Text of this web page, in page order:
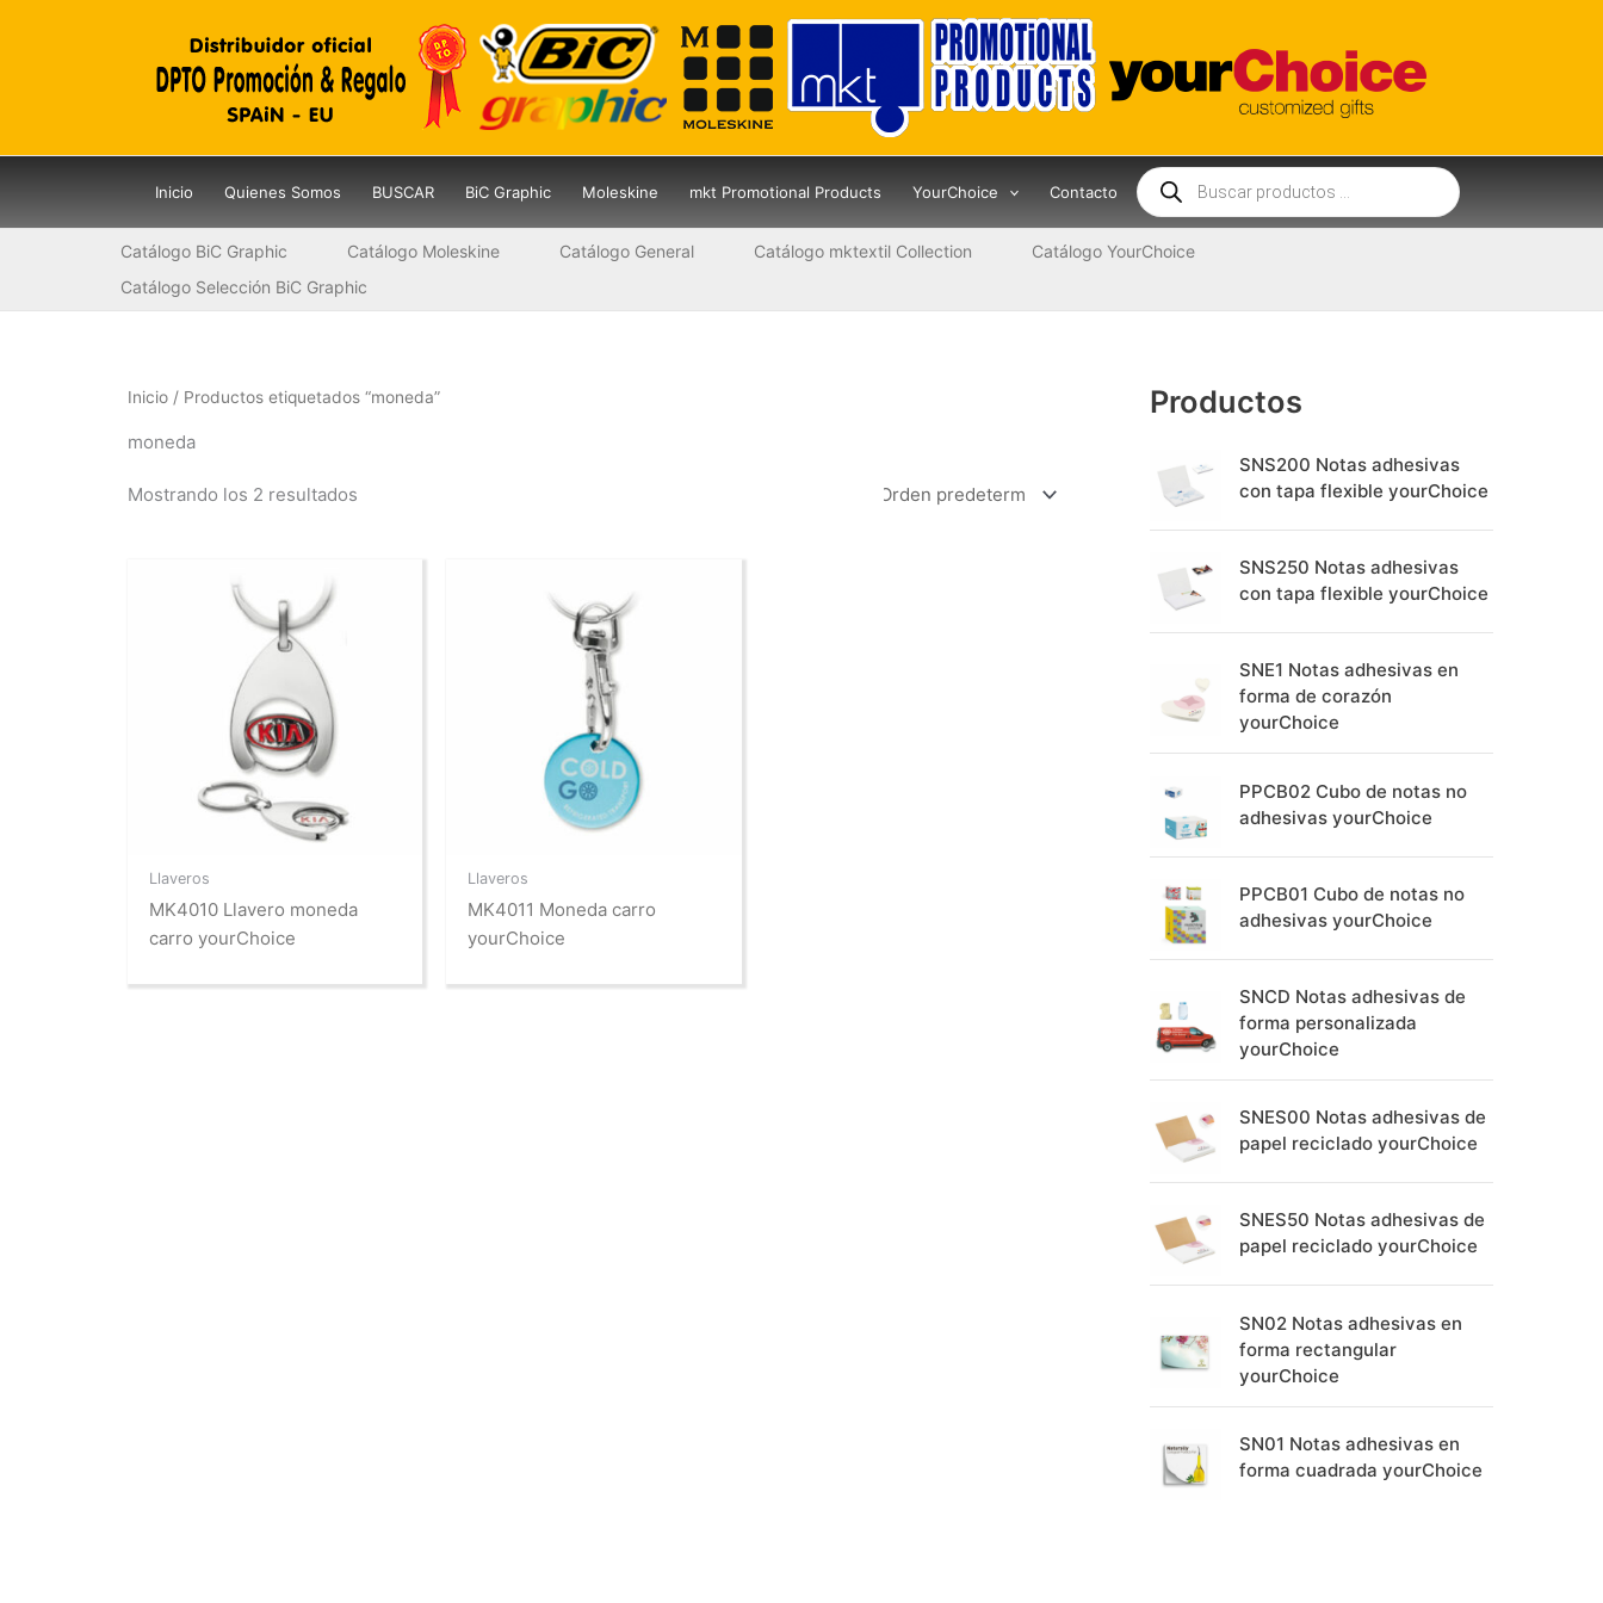
Inicio Quienes Somos BUSCAR BiC Graphic Moleskine mkt Promotional Products YourChoice Contacto
Búsqueda
de
productos
Catálogo BiC Graphic Catálogo Moleskine Catálogo General Catálogo mktextil Collection
Catálogo YourChoice
Catálogo Selección BiC Graphic
Inicio / Productos etiquetados “moneda”
moneda
Mostrando los 2 resultados
Llaveros
MK4010 Llavero moneda
carro yourChoice
Llaveros
MK4011 Moneda carro
yourChoice
Productos
SNS200 Notas adhesivas
con tapa flexible yourChoice
SNS250 Notas adhesivas
con tapa flexible yourChoice
SNE1 Notas adhesivas en
forma de corazón
yourChoice
PPCB02 Cubo de notas no
adhesivas yourChoice
PPCB01 Cubo de notas no
adhesivas yourChoice
SNCD Notas adhesivas de
forma personalizada
yourChoice
SNES00 Notas adhesivas de
papel reciclado yourChoice
SNES50 Notas adhesivas de
papel reciclado yourChoice
SN02 Notas adhesivas en
forma rectangular
yourChoice
SN01 Notas adhesivas en
forma cuadrada yourChoice